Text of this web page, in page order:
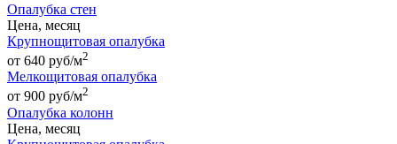
Опалубка стен
Цена, месяц
Крупнощитовая опалубка
от 640 руб/м2
Мелкощитовая опалубка
от 900 руб/м2
Опалубка колонн
Цена, месяц